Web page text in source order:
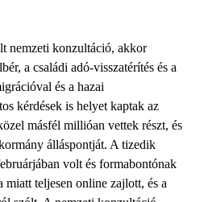
nemzeti konzultáció, akkor
a családi adó-visszatérítés és a
és a hazai
kérdések is helyet kaptak az
másfél millióan vettek részt, és
álláspontját. A tizedik
volt és formabontónak
miatt teljesen online zajlott, és a